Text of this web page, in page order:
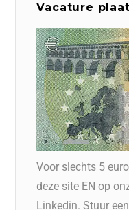
Vacature
Voor slechts 5
deze site EN op
Linkedin. Stuur